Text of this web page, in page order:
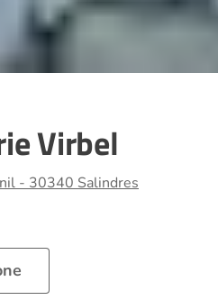
Virbel
- 30340 Salindres